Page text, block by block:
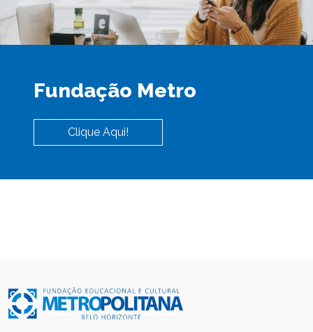
Fundação Metro
Clique Aqui!